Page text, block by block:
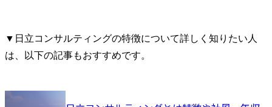
先とした対応を実施しま
す。
▼日立コンサルティングの特徴について詳しく知りたい人
は、以下の記事もおすすめです。